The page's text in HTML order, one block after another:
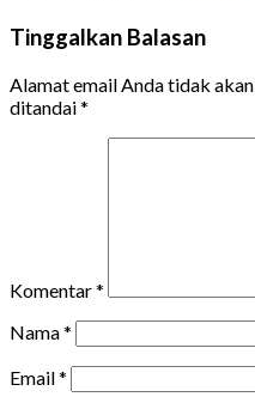
Tinggalkan Balasan
Alamat email Anda tidak
ditandai*
Komentar*
Nama*
Email*